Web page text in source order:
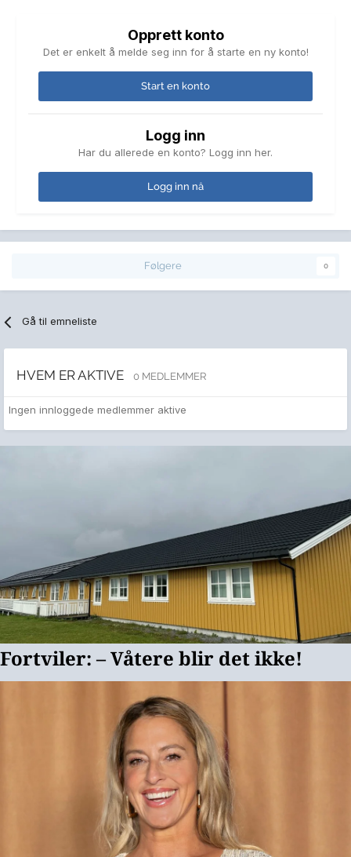
Opprett konto
Det er enkelt å melde seg inn for å starte en ny konto!
Start en konto
Logg inn
Har du allerede en konto? Logg inn her.
Logg inn nå
Følgere 0
Gå til emneliste
HVEM ER AKTIVE 0 MEDLEMMER
Ingen innloggede medlemmer aktive